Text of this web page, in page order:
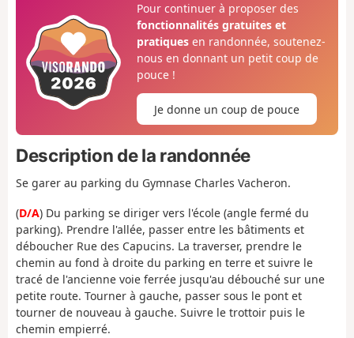
Pour continuer à proposer des
fonctionnalités gratuites et
pratiquesen randonnée, soutenez-
nous en donnant un petit coup de
pouce !
Je donne un coup de pouce
Description de la randonnée
Se garer au parking du Gymnase Charles Vacheron.
(D/A) Du parking se diriger vers l'école (angle fermé du
parking). Prendre l'allée, passer entre les bâtiments et
déboucher Rue des Capucins. La traverser, prendre le
chemin au fond à droite du parking en terre et suivre le
tracé de l'ancienne voie ferrée jusqu'au débouché sur une
petite route. Tourner à gauche, passer sous le pont et
tourner de nouveau à gauche. Suivre le trottoir puis le
chemin empierré.